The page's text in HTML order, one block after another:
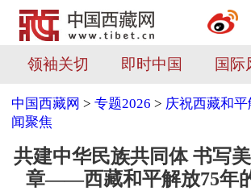
领袖关切 即时中国 国际
中国西藏网 >专题2026 > 庆祝西藏和
闻聚焦
共建中华民族共同体 书写
章——西藏和平解放75年